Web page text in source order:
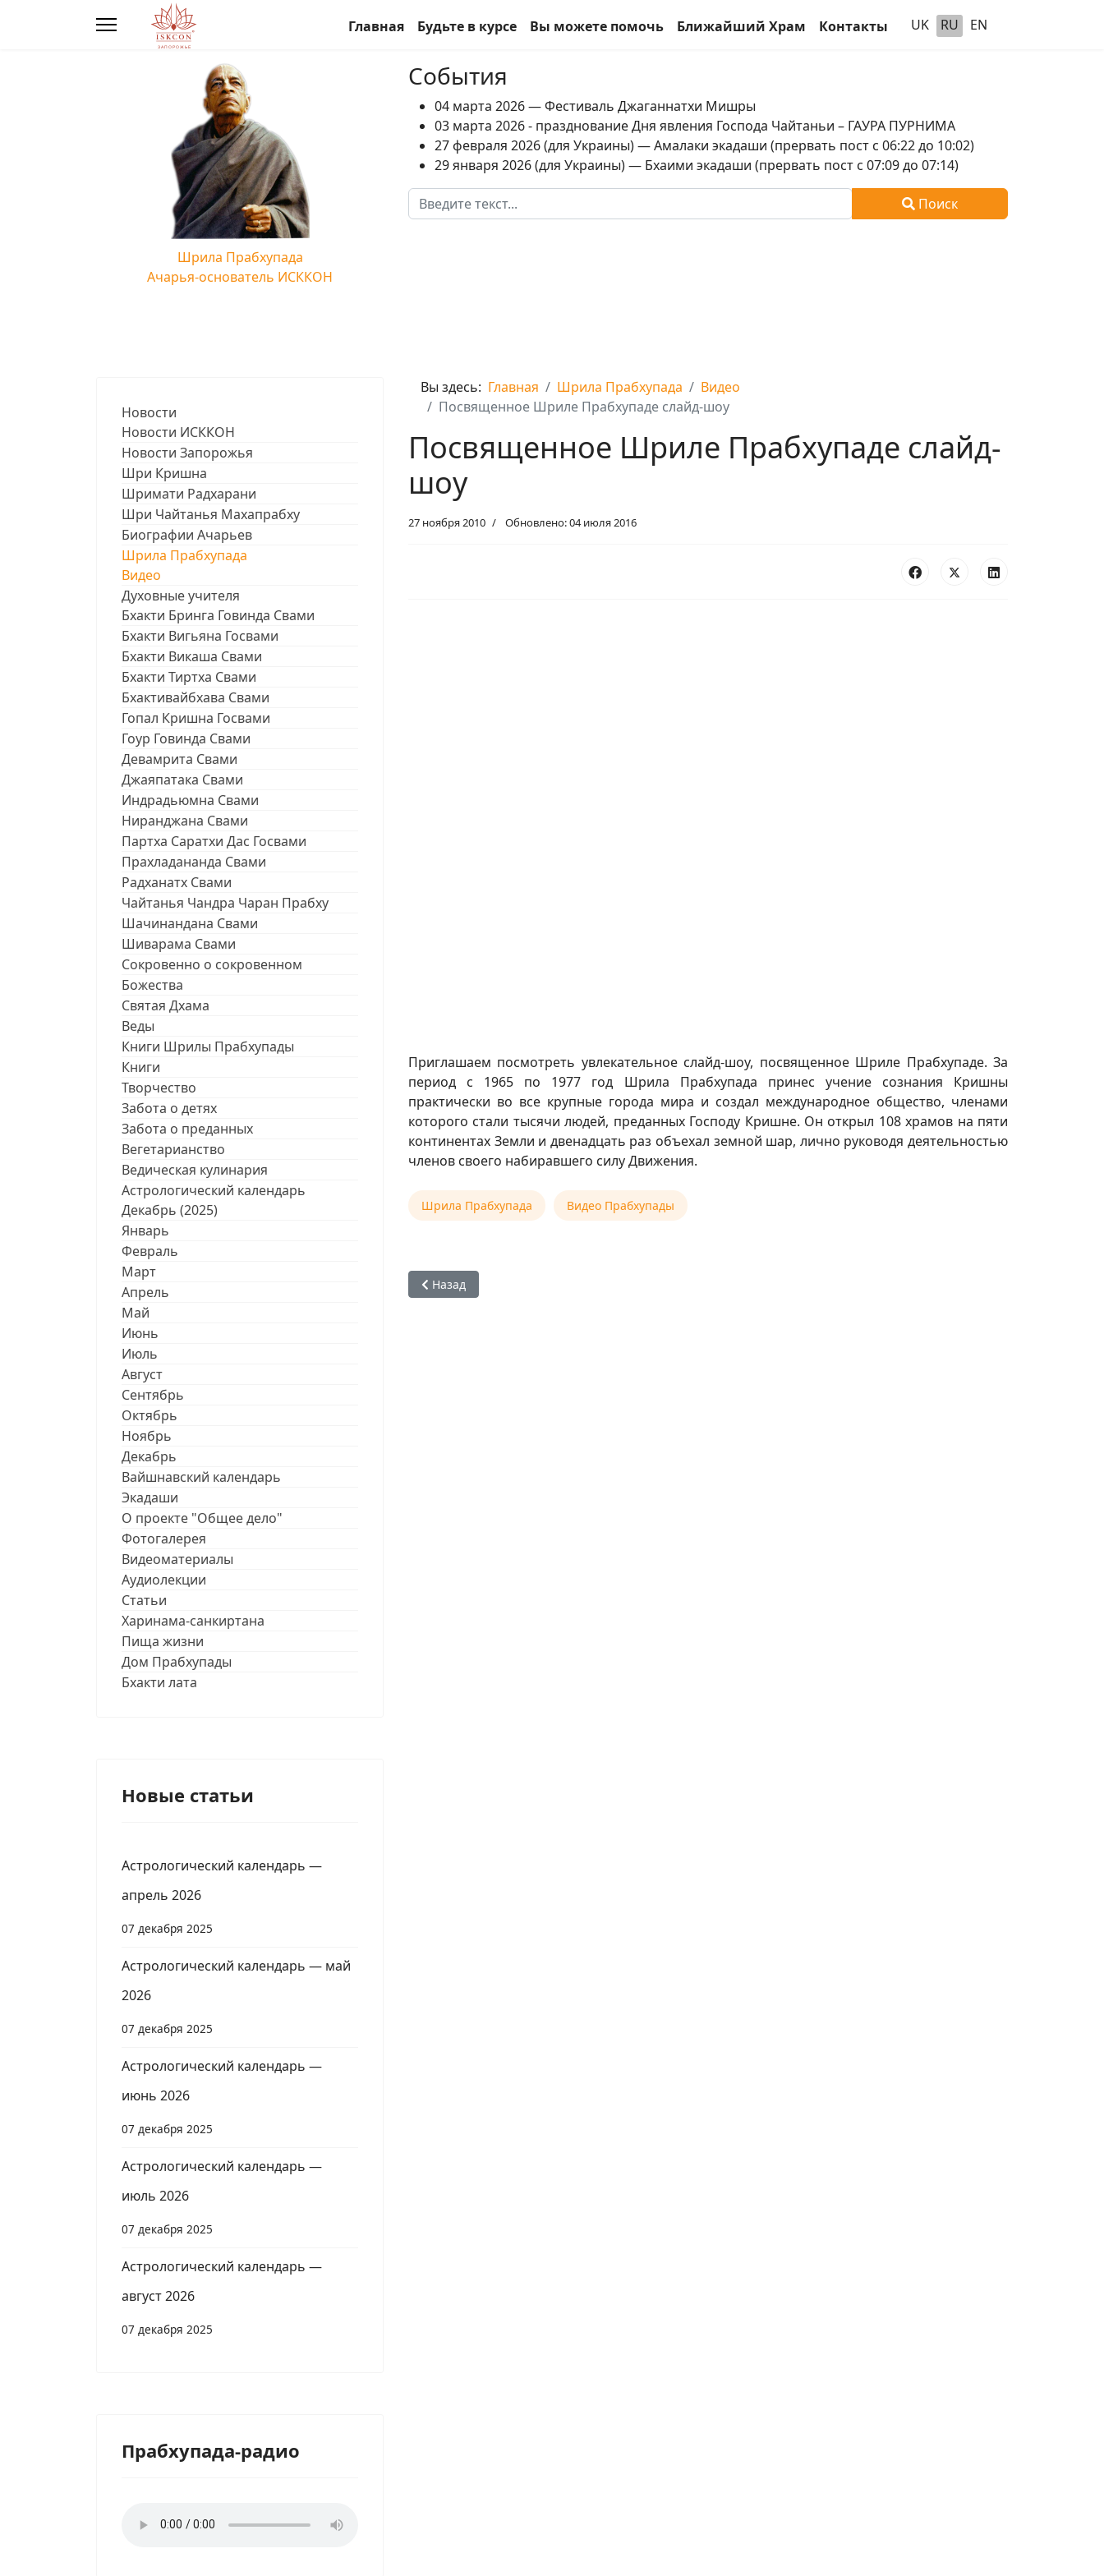
Главная Будьте в курсе Вы можете помочь Ближайший Храм Контакты UK RU EN
Шрила Прабхупада
Ачарья-основатель ИСККОН
События
04 марта 2026 — Фестиваль Джаганнатхи Мишры
03 марта 2026 - празднование Дня явления Господа Чайтаньи – ГАУРА ПУРНИМА
27 февраля 2026 (для Украины) — Амалаки экадаши (прервать пост с 06:22 до 10:02)
29 января 2026 (для Украины) — Бхаими экадаши (прервать пост с 07:09 до 07:14)
Поиск
Поиск
Новости
Новости ИСККОН
Новости Запорожья
Шри Кришна
Шримати Радхарани
Шри Чайтанья Махапрабху
Биографии Ачарьев
Шрила Прабхупада
Видео
Духовные учителя
Бхакти Бринга Говинда Свами
Бхакти Вигьяна Госвами
Бхакти Викаша Свами
Бхакти Тиртха Свами
Бхактивайбхава Свами
Гопал Кришна Госвами
Гоур Говинда Свами
Девамрита Свами
Джаяпатака Свами
Индрадьюмна Свами
Ниранджана Свами
Партха Саратхи Дас Госвами
Прахладананда Свами
Радханатх Свами
Чайтанья Чандра Чаран Прабху
Шачинандана Свами
Шиварама Свами
Сокровенно о сокровенном
Божества
Святая Дхама
Веды
Книги Шрилы Прабхупады
Книги
Творчество
Забота о детях
Забота о преданных
Вегетарианство
Ведическая кулинария
Астрологический календарь
Декабрь (2025)
Январь
Февраль
Март
Апрель
Май
Июнь
Июль
Август
Сентябрь
Октябрь
Ноябрь
Декабрь
Вайшнавский календарь
Экадаши
О проекте "Общее дело"
Фотогалерея
Видеоматериалы
Аудиолекции
Статьи
Харинама-санкиртана
Пища жизни
Дом Прабхупады
Бхакти лата
Новые статьи
Астрологический календарь —
апрель 2026
07 декабря 2025
Астрологический календарь — май
2026
07 декабря 2025
Астрологический календарь —
июнь 2026
07 декабря 2025
Астрологический календарь —
июль 2026
07 декабря 2025
Астрологический календарь —
август 2026
07 декабря 2025
Прабхупада-радио
Вы здесь: Главная Шрила Прабхупада
Видео
Посвященное Шриле Прабхупаде слайд-шоу
Посвященное Шриле Прабхупаде слайд-
шоу
27 ноября 2010 Обновлено: 04 июля 2016
Приглашаем посмотреть увлекательное слайд-шоу, посвященное Шриле Прабхупаде. За
период с 1965 по 1977 год Шрила Прабхупада принес учение сознания Кришны
практически во все крупные города мира и создал международное общество, членами
которого стали тысячи людей, преданных Господу Кришне. Он открыл 108 храмов на пяти
континентах Земли и двенадцать раз объехал земной шар, лично руководя деятельностью
членов своего набиравшего силу Движения.
Шрила Прабхупада Видео Прабхупады
Предыдущий: Шрила Прабхупада: видеоархив, книги, аудиолекции, киртаны и бхаджаны
Назад